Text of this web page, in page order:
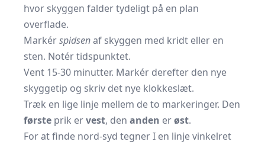
hvor skyggen falder tydeligt på en plan
overflade.
Markérspidsenaf skyggen med kridt eller en
sten. Notér tidspunktet.
Vent 15-30 minutter. Markér derefter den nye
skyggetip og skriv det nye klokkeslæt.
Træk en lige linje mellem de to markeringer. Den
første prik ervest, den anden erøst.
For at finde nord-syd tegner I en linje vinkelret